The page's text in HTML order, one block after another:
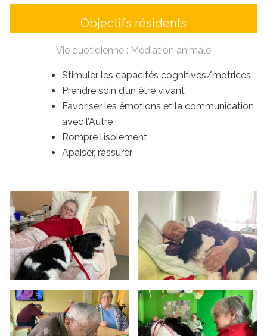
Objectifs résidents
Vie quotidienne : Médiation animale
Stimuler les capacités cognitives/motrices
Prendre soin d’un être vivant
Favoriser les émotions et la communication
avec l’Autre
Rompre l’isolement
Apaiser, rassurer